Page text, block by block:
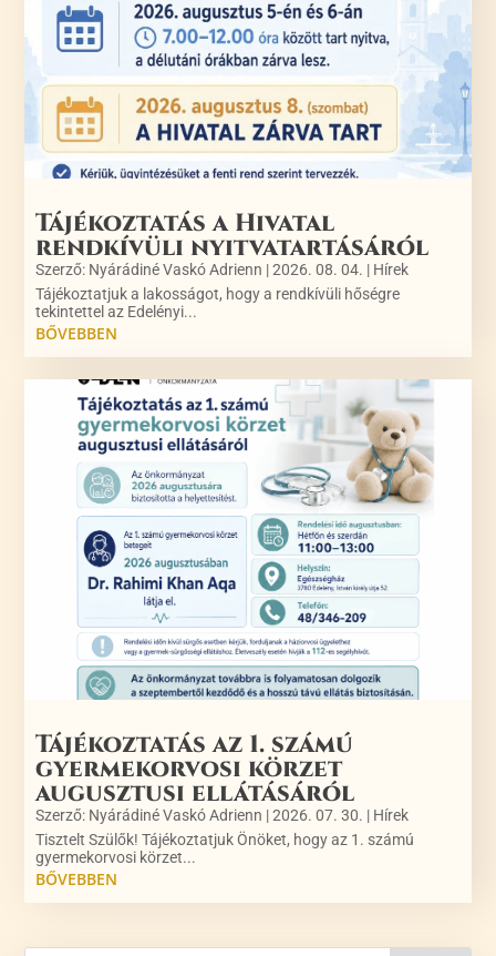
Tájékoztatás a Hivatal
rendkívüli nyitvatartásáról
Szerző: Nyárádiné Vaskó Adrienn |2026. 08. 04. | Hírek
Tájékoztatjuk a lakosságot, hogy a rendkívüli hőségre
tekintettel az Edelényi...
BŐVEBBEN
Tájékoztatás az 1. számú
gyermekorvosi körzet
augusztusi ellátásáról
Szerző: Nyárádiné Vaskó Adrienn |2026. 07. 30. | Hírek
Tisztelt Szülők! Tájékoztatjuk Önöket, hogy az 1. számú
gyermekorvosi körzet...
BŐVEBBEN